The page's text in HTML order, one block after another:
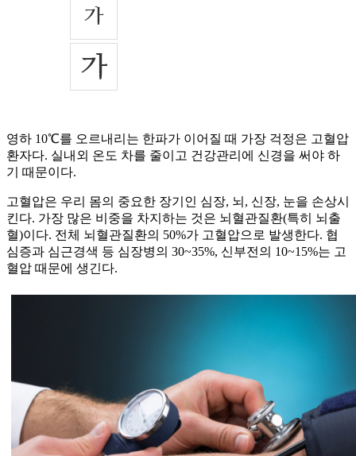
영하 10℃를 오르내리는 한파가 이어질 때 가장 걱정은 고혈압
환자다. 실내외 온도 차를 줄이고 건강관리에 신경을 써야 하
기 때문이다.
고혈압은 우리 몸의 중요한 장기인 심장, 뇌, 신장, 눈을 손상시
킨다. 가장 많은 비중을 차지하는 것은 뇌혈관질환(특히 뇌출
혈)이다. 전체 뇌혈관질환의 50%가 고혈압으로 발생한다. 협
심증과 심근경색 등 심장병의 30~35%, 신부전의 10~15%는 고
혈압 때문에 생긴다.